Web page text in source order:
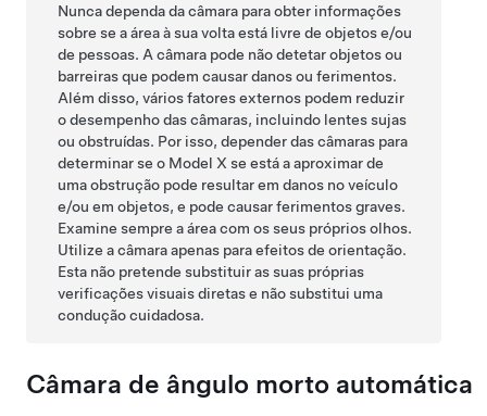
Nunca dependa da câmara para obter informações
sobre se a área à sua volta está livre de objetos e/ou
de pessoas. A câmara pode não detetar objetos ou
barreiras que podem causar danos ou ferimentos.
Além disso, vários fatores externos podem reduzir
o desempenho das câmaras, incluindo lentes sujas
ou obstruídas. Por isso, depender das câmaras para
determinar se o Model X se está a aproximar de
uma obstrução pode resultar em danos no veículo
e/ou em objetos, e pode causar ferimentos graves.
Examine sempre a área com os seus próprios olhos.
Utilize a câmara apenas para efeitos de orientação.
Esta não pretende substituir as suas próprias
verificações visuais diretas e não substitui uma
condução cuidadosa.
Câmara de ângulo morto automática